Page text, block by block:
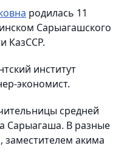
родилась 11
Сарыагашского
КазССР.
институт
экономист.
средней
Сарыагаша. В разные
заместителем акима